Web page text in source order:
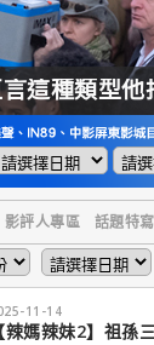
這種類型他
影評人專區 話題特寫
11-14